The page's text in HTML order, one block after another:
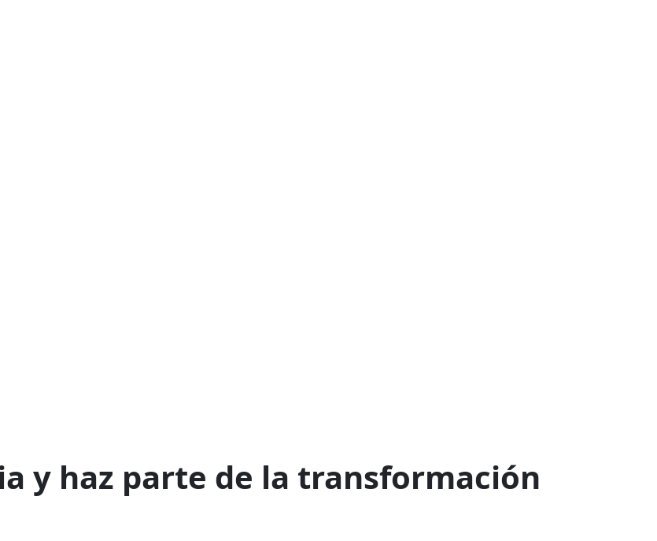
y haz parte de la transformación